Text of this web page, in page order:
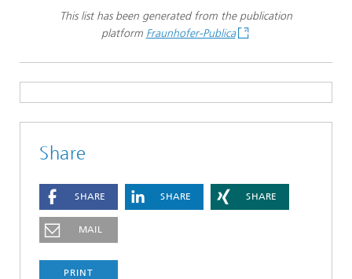
This list has been generated from the publication
platform Fraunhofer-Publica
Share
SHARE SHARE SHARE
MAIL
PRINT